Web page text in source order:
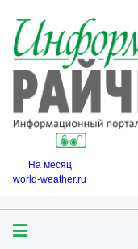
На месяц
world-weather.ru